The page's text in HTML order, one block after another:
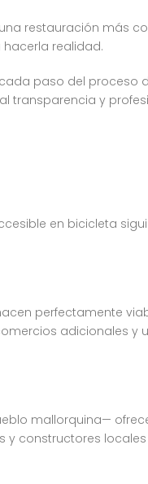
restauración más
realidad.
paso del proceso
transparencia y
en bicicleta
perfectamente
adicionales y
mallorquina—
y constructores